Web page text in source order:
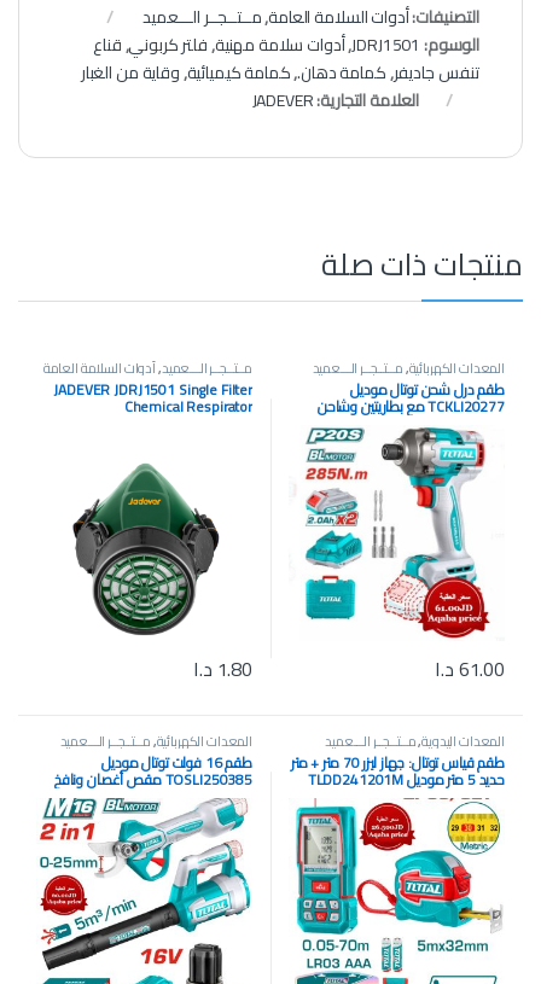
التصنيفات:أدوات السلامة العامة,مــتــجــر الـــعميد
الوسوم: JDRJ1501
,أدوات سلامة مهنية,فلتر كربوني,قناع
تنفس جاديفر,كمامة دهان.,كمامة كيميائية,وقاية من الغبار
العلامة التجارية:JADEVER
منتجات ذات صلة
المعدات الكهربائية,مــتــجــر الـــعميد
طقم درل شحن توتال موديل
TCKLI20277 مع بطاريتين وشاحن
61.00د.ا
مــتــجــر الـــعميد,أدوات السلامة العامة
JADEVER JDRJ1501 Single Filter
Chemical Respirator
1.80 د.ا
المعدات اليدوية,مــتــجــر الـــعميد
طقم قياس توتال: جهاز ليزر 70 متر + متر
حديد 5 متر موديل TLDD241201M
المعدات الكهربائية,مــتــجــر الـــعميد
طقم 16 فولت توتال موديل
TOSLI250385 مقص أغصان ونافخ
هواء (بدون فحمات)